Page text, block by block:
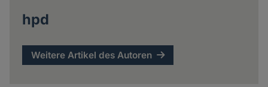
hpd
Weitere Artikel des Autoren